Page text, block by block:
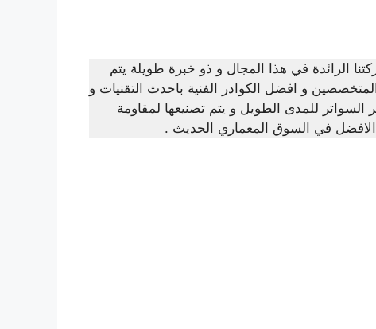
الرائدة في هذا المجال و ذو خبرة طويلة يتم
و افضل الكوادر الفنية باحدث التقنيات و
السواتر للمدى الطويل و يتم تصنيعها لمقاومة
الافضل في السوق المعماري الحديث .